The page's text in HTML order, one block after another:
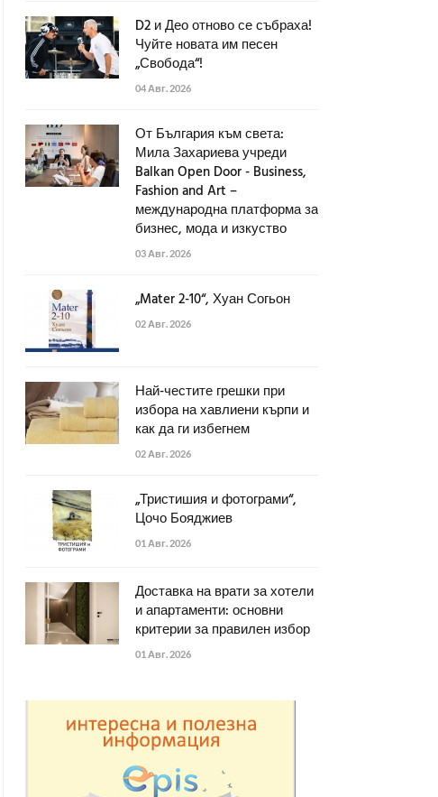
D2 и Део отново се събраха!
Чуйте новата им песен
„Свобода“!
04 Авг. 2026
От България към света:
Мила Захариева учреди
Balkan Open Door - Business,
Fashion and Art –
международна платформа за
бизнес, мода и изкуство
03 Авг. 2026
„Mater 2-10“, Хуан Согьон
02 Авг. 2026
Най-честите грешки при
избора на хавлиени кърпи и
как да ги избегнем
02 Авг. 2026
„Тристишия и фотограми“,
Цочо Бояджиев
01 Авг. 2026
Доставка на врати за хотели
и апартаменти: основни
критерии за правилен избор
01 Авг. 2026